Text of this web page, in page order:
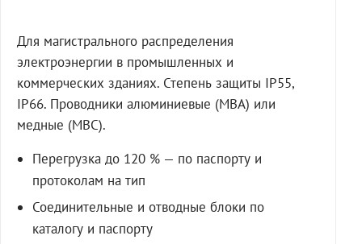
Для магистрального распределения
электроэнергии в промышленных и
коммерческих зданиях. Степень защиты IP55,
IP66. Проводники алюминиевые (МВА) или
медные (МВС).
Перегрузка до 120 % — по паспорту и
протоколам на тип
Соединительные и отводные блоки по
каталогу и паспорту